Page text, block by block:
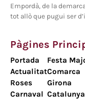
Empordà, de la
tot allò que pugui ser
Pàgines
Portada
Actualitat
Roses
Carnaval
Festa
Comarca
Girona
Catalunya